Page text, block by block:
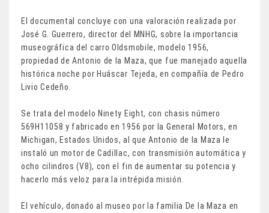
El documental concluye con una valoración realizada por
José G. Guerrero, director del MNHG, sobre la importancia
museográfica del carro Oldsmobile, modelo 1956,
propiedad de Antonio de la Maza, que fue manejado aquella
histórica noche por Huáscar Tejeda, en compañía de Pedro
Livio Cedeño.
Se trata del modelo Ninety Eight, con chasis número
569H11058 y fabricado en 1956 por la General Motors, en
Michigan, Estados Unidos, al que Antonio de la Maza le
instaló un motor de Cadillac, con transmisión automática y
ocho cilindros (V8), con el fin de aumentar su potencia y
hacerlo más veloz para la intrépida misión.
El vehículo, donado al museo por la familia De la Maza en